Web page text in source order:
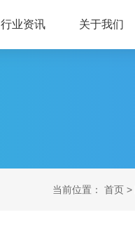
行业资讯 关于我们
当前位置： 首页>